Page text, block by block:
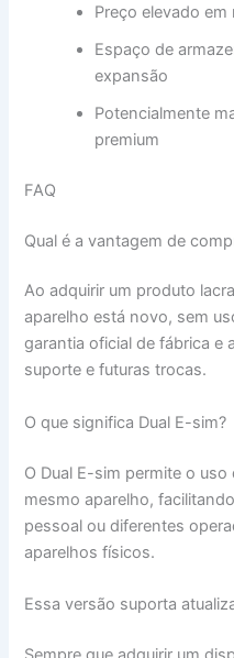
Preço elevado
Espaço de
expansão
Potencialmente
premium
FAQ
Qual é a vantagem de
Ao adquirir um produto
aparelho está novo, sem
garantia oficial de fábrica e
suporte e futuras trocas.
O que significa Dual E-sim?
O Dual E-sim permite o
mesmo aparelho,
pessoal ou diferentes
aparelhos físicos.
Essa versão suporta